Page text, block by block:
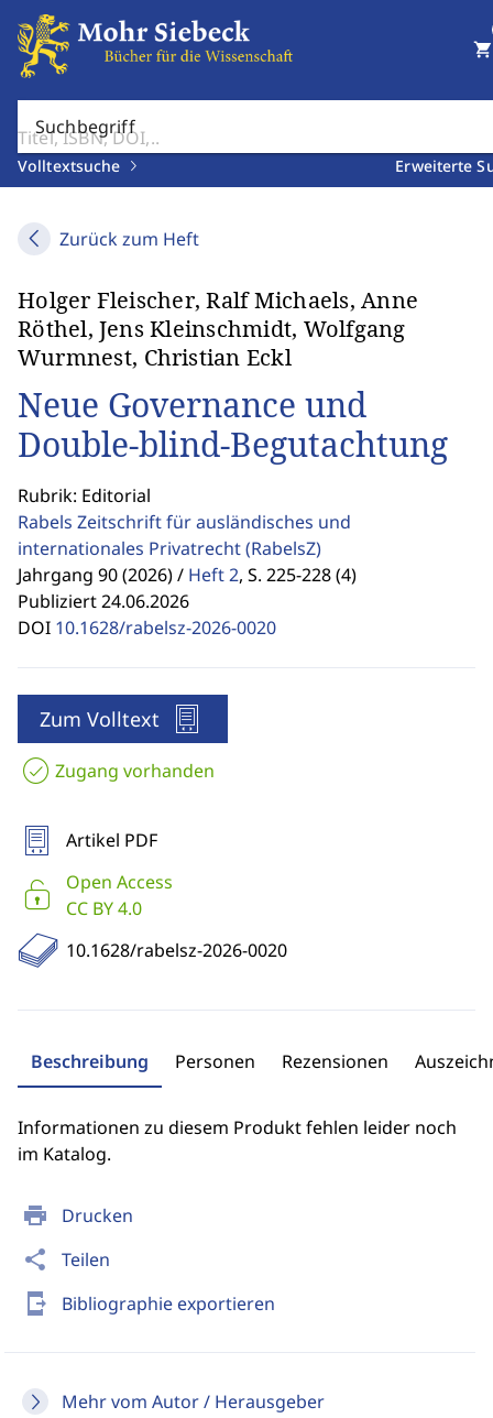
Suchbegriff
Volltextsuche Erweiterte
shopping_cart
Zurück zum Heft
print Drucken
share Teilen
send_to_mobile Bibliographie exportieren
Mehr vom Autor / Herausgeber
Holger Fleischer, Ralf Michaels, Anne
Röthel, Jens Kleinschmidt, Wolfgang
Wurmnest, Christian Eckl
Neue Governance und
Double-blind-Begutachtung
Rubrik: Editorial
Rabels Zeitschrift für ausländisches und
internationales Privatrecht(RabelsZ)
Jahrgang 90 (2026) / Heft 2, S. 225-228 (4)
Publiziert 24.06.2026
DOI 10.1628/rabelsz-2026-0020
Zum Volltext
Zugang vorhanden
Artikel PDF
Open Access
CC BY 4.0
10.1628/rabelsz-2026-0020
Beschreibung Personen Rezensionen
Informationen zu diesem Produkt fehlen leider noch
im Katalog.